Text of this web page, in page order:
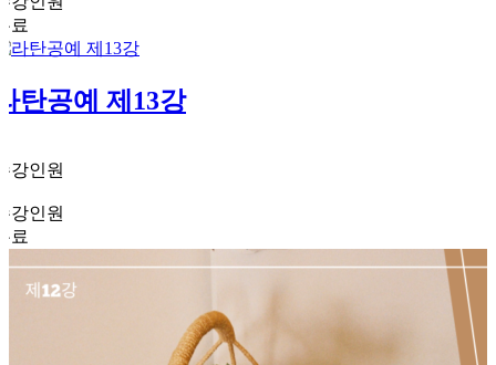
료
탄공예 제13강
강인원
강인원
료